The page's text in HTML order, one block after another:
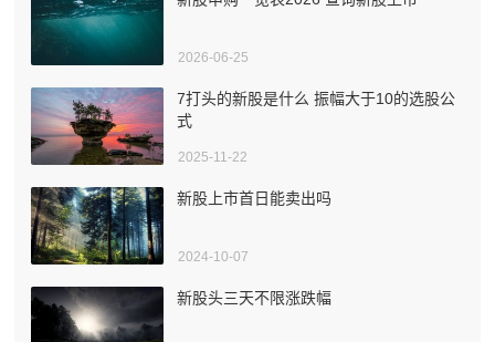
2026-06-25
7打头的新股是什么 振幅大于10的选股公
式
2025-11-22
新股上市首日能卖出吗
2024-10-07
新股头三天不限涨跌幅